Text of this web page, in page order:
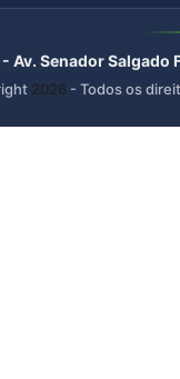
Av. Senador
2026 - Todos os